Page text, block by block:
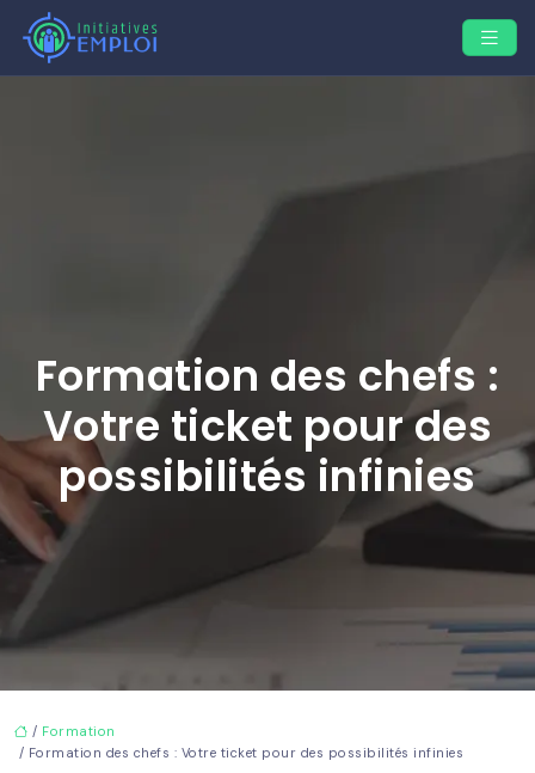
Formation des chefs :
Votre ticket pour des
possibilités infinies
/ Formation
/ Formation des chefs : Votre ticket pour des possibilités infinies